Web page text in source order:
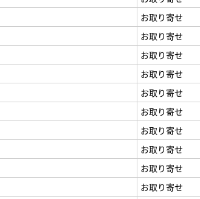
お取り寄せ
お取り寄せ
お取り寄せ
お取り寄せ
お取り寄せ
お取り寄せ
お取り寄せ
お取り寄せ
お取り寄せ
お取り寄せ